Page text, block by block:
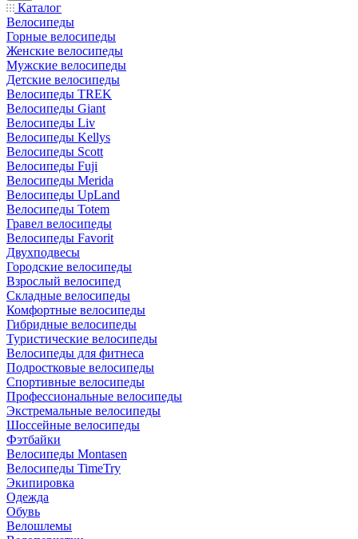
Каталог
Велосипеды
Горные велосипеды
Женские велосипеды
Мужские велосипеды
Детские велосипеды
Велосипеды TREK
Велосипеды Giant
Велосипеды Liv
Велосипеды Kellys
Велосипеды Scott
Велосипеды Fuji
Велосипеды Merida
Велосипеды UpLand
Велосипеды Totem
Гравел велосипеды
Велосипеды Favorit
Двухподвесы
Городские велосипеды
Взрослый велосипед
Складные велосипеды
Комфортные велосипеды
Гибридные велосипеды
Туристические велосипеды
Велосипеды для фитнеса
Подростковые велосипеды
Спортивные велосипеды
Профессиональные велосипеды
Экстремальные велосипеды
Шоссейные велосипеды
Фэтбайки
Велосипеды Montasen
Велосипеды TimeTry
Экипировка
Одежда
Обувь
Велошлемы